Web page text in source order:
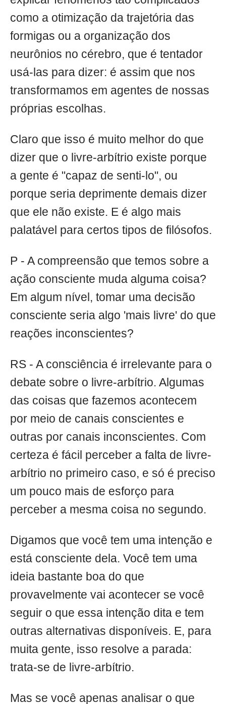
como a otimização da trajetória das
formigas ou a organização dos
neurônios no cérebro, que é tentador
usá-las para dizer: é assim que nos
transformamos em agentes de nossas
próprias escolhas.
Claro que isso é muito melhor do que
dizer que o livre-arbítrio existe porque
a gente é "capaz de senti-lo", ou
porque seria deprimente demais dizer
que ele não existe. E é algo mais
palatável para certos tipos de filósofos.
P - A compreensão que temos sobre a
ação consciente muda alguma coisa?
Em algum nível, tomar uma decisão
consciente seria algo 'mais livre' do que
reações inconscientes?
RS - A consciência é irrelevante para o
debate sobre o livre-arbítrio. Algumas
das coisas que fazemos acontecem
por meio de canais conscientes e
outras por canais inconscientes. Com
certeza é fácil perceber a falta de livre-
arbítrio no primeiro caso, e só é preciso
um pouco mais de esforço para
perceber a mesma coisa no segundo.
Digamos que você tem uma intenção e
está consciente dela. Você tem uma
ideia bastante boa do que
provavelmente vai acontecer se você
seguir o que essa intenção dita e tem
outras alternativas disponíveis. E, para
muita gente, isso resolve a parada:
trata-se de livre-arbítrio.
Mas se você apenas analisar o que